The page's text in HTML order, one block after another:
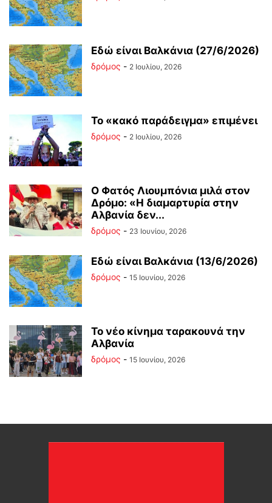
Εδώ είναι Βαλκάνια (27/6/2026)
δρόμος - 2 Ιουλίου, 2026
Το «κακό παράδειγμα» επιμένει
δρόμος - 2 Ιουλίου, 2026
Ο Φατός Λιουμπόνια μιλά στον
Δρόμο: «Η διαμαρτυρία στην
Αλβανία δεν...
δρόμος - 23 Ιουνίου, 2026
Εδώ είναι Βαλκάνια (13/6/2026)
δρόμος - 15 Ιουνίου, 2026
Το νέο κίνημα ταρακουνά την
Αλβανία
δρόμος - 15 Ιουνίου, 2026